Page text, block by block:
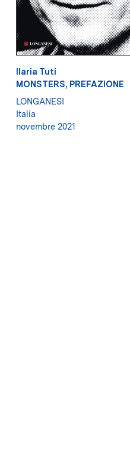
Ilaria Tuti
MONSTERS, PREFAZIONE
LONGANESI
Italia
novembre 2021